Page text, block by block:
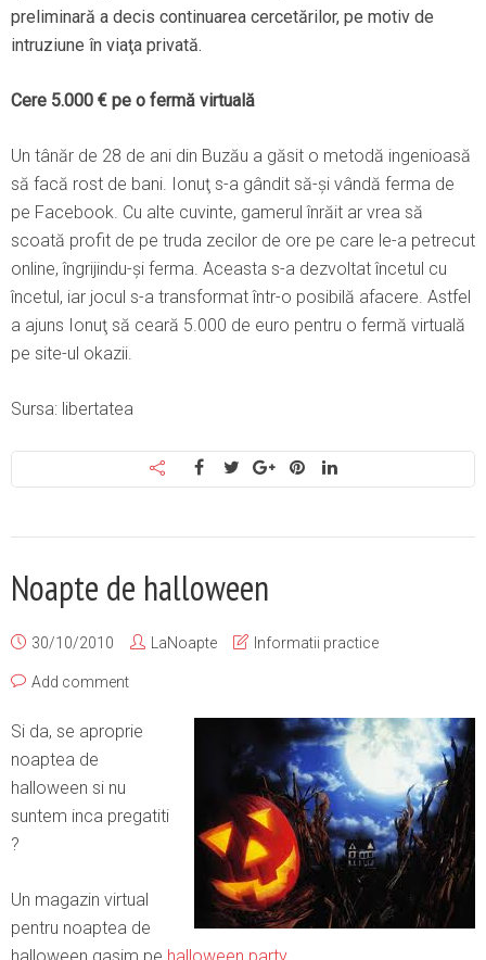
preliminară a decis continuarea cercetărilor, pe motiv de
intruziune în viaţa privată.
Cere 5.000 € pe o fermă virtuală
Un tânăr de 28 de ani din Buzău a găsit o metodă ingenioasă
să facă rost de bani. Ionuţ s-a gândit să-şi vândă ferma de
pe Facebook. Cu alte cuvinte, gamerul înrăit ar vrea să
scoată profit de pe truda zecilor de ore pe care le-a petrecut
online, îngrijindu-şi ferma. Aceasta s-a dezvoltat încetul cu
încetul, iar jocul s-a transformat într-o posibilă afacere. Astfel
a ajuns Ionuţ să ceară 5.000 de euro pentru o fermă virtuală
pe site-ul okazii.
Sursa: libertatea
Noapte de halloween
30/10/2010 LaNoapte Informatii practice
Add comment
Si da, se aproprie
noaptea de
halloween si nu
suntem inca pregatiti
?
Un magazin virtual
pentru noaptea de
halloween gasim pe halloween party.